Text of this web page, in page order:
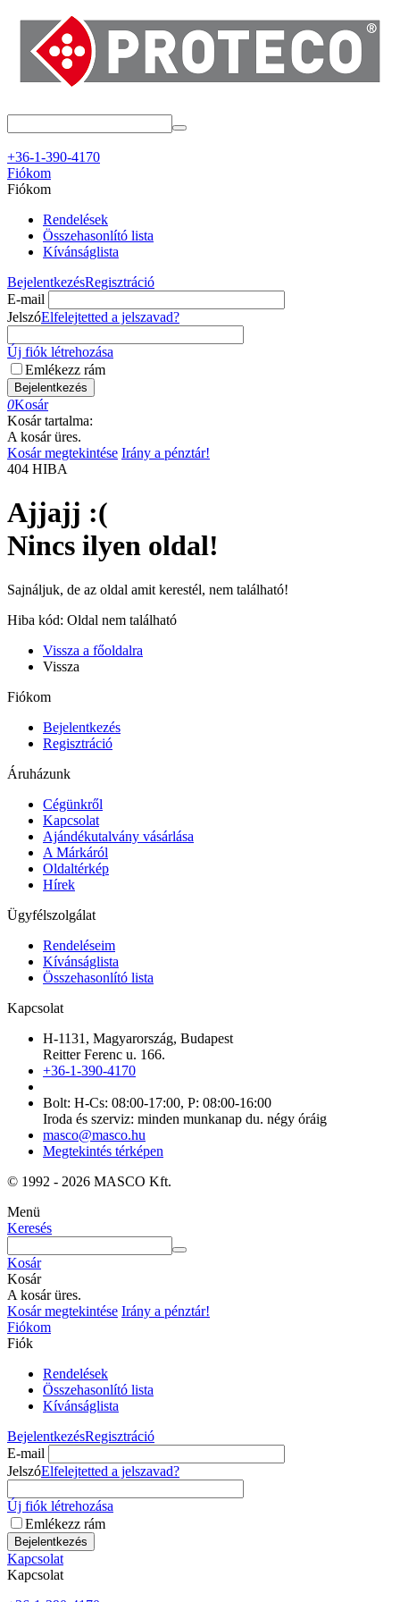
+36-1-390-4170
Fiókom
Fiókom
Rendelések
Összehasonlító lista
Kívánságlista
BejelentkezésRegisztráció
E-mail
JelszóElfelejtetted a jelszavad?
Új fiók létrehozása
Emlékezz rám
Bejelentkezés
0Kosár
Kosár tartalma:
A kosár üres.
Kosár megtekintése Irány a pénztár!
404 HIBA
Ajjajj :(
Nincs ilyen oldal!
Sajnáljuk, de az oldal amit kerestél, nem található!
Hiba kód: Oldal nem található
Vissza a főoldalra
Vissza
Fiókom
Bejelentkezés
Regisztráció
Áruházunk
Cégünkről
Kapcsolat
Ajándékutalvány vásárlása
A Márkáról
Oldaltérkép
Hírek
Ügyfélszolgálat
Rendeléseim
Kívánságlista
Összehasonlító lista
Kapcsolat
H-1131, Magyarország, Budapest
Reitter Ferenc u. 166.
+36-1-390-4170
Bolt: H-Cs: 08:00-17:00, P: 08:00-16:00
Iroda és szerviz: minden munkanap du. négy óráig
masco@masco.hu
Megtekintés térképen
© 1992 - 2026 MASCO Kft.
Menü
Keresés
Kosár
Kosár
A kosár üres.
Kosár megtekintése Irány a pénztár!
Fiókom
Fiók
Rendelések
Összehasonlító lista
Kívánságlista
BejelentkezésRegisztráció
E-mail
JelszóElfelejtetted a jelszavad?
Új fiók létrehozása
Emlékezz rám
Bejelentkezés
Kapcsolat
Kapcsolat